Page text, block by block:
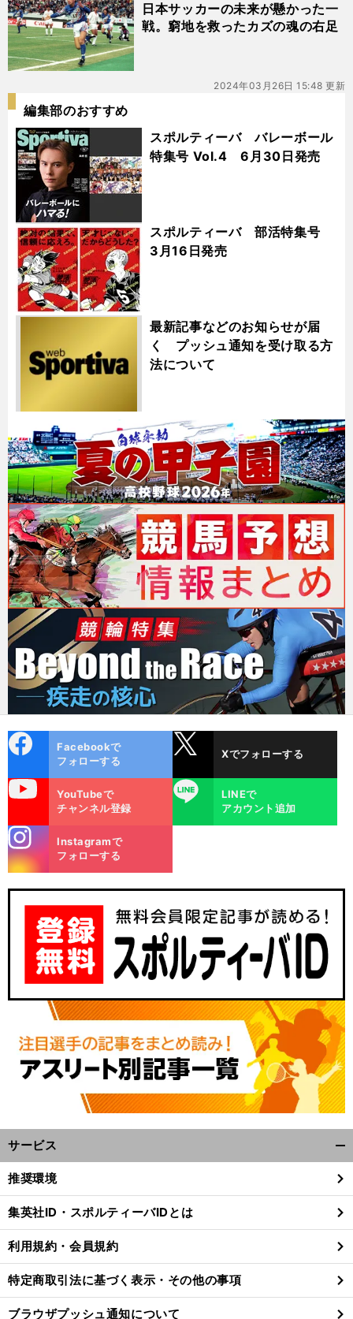
日本サッカーの未来が懸かった一
戦。窮地を救ったカズの魂の右足
2024年03月26日 15:48 更新
編集部のおすすめ
スポルティーバ バレーボール
特集号 Vol.4 6月30日発売
スポルティーバ 部活特集号
3月16日発売
最新記事などのお知らせが届
く プッシュ通知を受け取る方
法について
ok
Facebookで
フォローする
Xでフォローする
YouTubeで
チャンネル登録
LINE
LINEで
アカウント追加
m
Instagramで
フォローする
サービス
閉
る
推奨環境
集英社ID・スポルティーバIDとは
利用規約・会員規約
特定商取引法に基づく表示・その他の事項
ブラウザプッシュ通知について